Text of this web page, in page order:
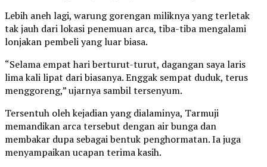
Lebih aneh lagi, warung gorengan miliknya yang terletak
tak jauh dari lokasi penemuan arca, tiba-tiba mengalami
lonjakan pembeli yang luar biasa.
“Selama empat hari berturut-turut, dagangan saya laris
lima kali lipat dari biasanya. Enggak sempat duduk, terus
menggoreng,” ujarnya sambil tersenyum.
Tersentuh oleh kejadian yang dialaminya, Tarmuji
memandikan arca tersebut dengan air bunga dan
membakar dupa sebagai bentuk penghormatan. Ia juga
menyampaikan ucapan terima kasih.